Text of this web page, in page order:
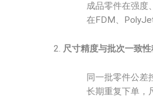
成品零件在强度
在FDM、
尺寸精度与批次一致性
同一批零件公差
长期重复下单，